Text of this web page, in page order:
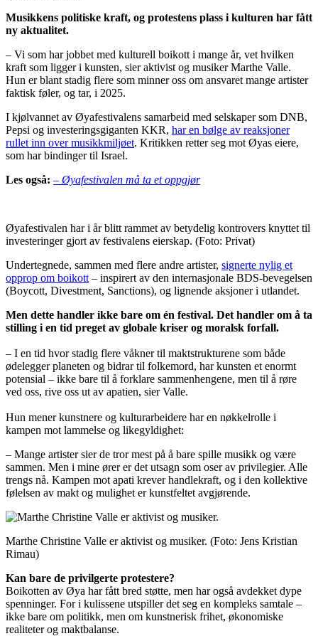
Musikkens politiske kraft, og protestens plass i kulturen har fått
ny aktualitet.
– Vi som har jobbet med kulturell boikott i mange år, vet hvilken
kraft som ligger i kunsten, sier aktivist og musiker Marthe Valle.
Hun er blant stadig flere som minner oss om ansvaret mange artister
faktisk føler, og tar, i 2025.
I kjølvannet av Øyafestivalens samarbeid med selskaper som DNB,
Pepsi og investeringsgiganten KKR, har en bølge av reaksjoner
rullet inn over musikkmiljøet. Kritikken retter seg mot Øyas eiere,
som har bindinger til Israel.
Les også: – Øyafestivalen må ta et oppgjør
Øyafestivalen har i år blitt rammet av betydelig kontrovers knyttet til
investeringer gjort av festivalens eierskap. (Foto: Privat)
Undertegnede, sammen med flere andre artister, signerte nylig et
opprop om boikott – inspirert av den internasjonale BDS-bevegelsen
(Boycott, Divestment, Sanctions), og lignende aksjoner i utlandet.
Men dette handler ikke bare om én festival. Det handler om å ta
stilling i en tid preget av globale kriser og moralsk forfall.
– I en tid hvor stadig flere våkner til maktstrukturene som både
ødelegger planeten og bidrar til folkemord, har kunsten et enormt
potensial – ikke bare til å forklare sammenhengene, men til å røre
ved oss, rive oss ut av apatien, sier Valle.
Hun mener kunstnere og kulturarbeidere har en nøkkelrolle i
kampen mot lammelse og likegyldighet:
– Mange artister sier de tror mest på å bare spille musikk og være
sammen. Men i mine ører er det utsagn som oser av privilegier. Alle
trengs nå. Kampen mot apati krever handlekraft, og i den kollektive
følelsen av makt og mulighet er kunstfeltet avgjørende.
Marthe Christine Valle er aktivist og musiker. (Foto: Jens Kristian
Rimau)
Kan bare de privilgerte protestere?
Boikotten av Øya har fått bred støtte, men har også avdekket dype
spenninger. For i kulissene utspiller det seg en kompleks samtale –
ikke bare om politikk, men om kunstnerisk frihet, økonomiske
realiteter og maktbalanse.